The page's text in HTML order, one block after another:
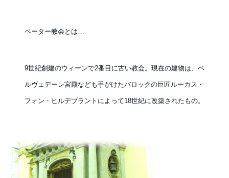
ペーター教会とは…
9世紀創建のウィーンで2番目に古い教会。現在の建物は、ベ
ルヴェデーレ宮殿なども手がけたバロックの巨匠ルーカス・
フォン・ヒルデブラントによって18世紀に改築されたもの。